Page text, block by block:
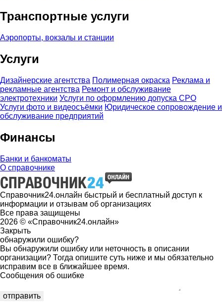
Транспортные услуги
Аэропорты, вокзалы и станции
Услуги
Дизайнерские агентства Полимерная окраска Реклама и
рекламные агентства Ремонт и обслуживание
электротехники Услуги по оформлению допуска СРО
Услуги фото и видеосъёмки Юридическое сопровождение и
обслуживание предприятий
Финансы
Банки и банкоматы
О справочнике
Справочник24.онлайн быстрый и бесплатный доступ к
информации и отзывам об организациях
Все права защищены
2026 © «Справочник24.онлайн»
Закрыть
обнаружили ошибку?
Вы обнаружили ошибку или неточность в описании
организации? Тогда опишите суть ниже и мы обязательно
исправим все в ближайшее время.
Сообщения об ошибке